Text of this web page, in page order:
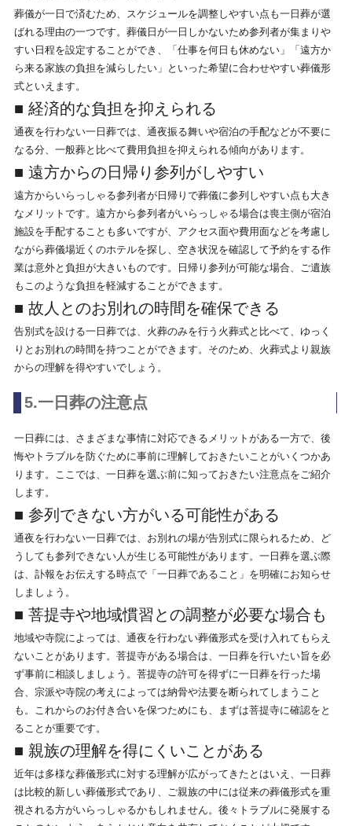
葬儀が一日で済むため、スケジュールを調整しやすい点も一日葬が選
ばれる理由の一つです。葬儀日が一日しかないため参列者が集まりや
すい日程を設定することができ、「仕事を何日も休めない」「遠方か
ら来る家族の負担を減らしたい」といった希望に合わせやすい葬儀形
式といえます。
■ 経済的な負担を抑えられる
通夜を行わない一日葬では、通夜振る舞いや宿泊の手配などが不要に
なる分、一般葬と比べて費用負担を抑えられる傾向があります。
■ 遠方からの日帰り参列がしやすい
遠方からいらっしゃる参列者が日帰りで葬儀に参列しやすい点も大き
なメリットです。遠方から参列者がいらっしゃる場合は喪主側が宿泊
施設を手配することも多いですが、アクセス面や費用面などを考慮し
ながら葬儀場近くのホテルを探し、空き状況を確認して予約をする作
業は意外と負担が大きいものです。日帰り参列が可能な場合、ご遺族
もこのような負担を軽減することができます。
■ 故人とのお別れの時間を確保できる
告別式を設ける一日葬では、火葬のみを行う火葬式と比べて、ゆっく
りとお別れの時間を持つことができます。そのため、火葬式より親族
からの理解を得やすいでしょう。
5.一日葬の注意点
一日葬には、さまざまな事情に対応できるメリットがある一方で、後
悔やトラブルを防ぐために事前に理解しておきたいことがいくつかあ
ります。ここでは、一日葬を選ぶ前に知っておきたい注意点をご紹介
します。
■ 参列できない方がいる可能性がある
通夜を行わない一日葬では、お別れの場が告別式に限られるため、ど
うしても参列できない人が生じる可能性があります。一日葬を選ぶ際
は、訃報をお伝えする時点で「一日葬であること」を明確にお知らせ
しましょう。
■ 菩提寺や地域慣習との調整が必要な場合も
地域や寺院によっては、通夜を行わない葬儀形式を受け入れてもらえ
ないことがあります。菩提寺がある場合は、一日葬を行いたい旨を必
ず事前に相談しましょう。菩提寺の許可を得ずに一日葬を行った場
合、宗派や寺院の考えによっては納骨や法要を断られてしまうこと
も。これからのお付き合いを保つためにも、まずは菩提寺に確認をと
ることが重要です。
■ 親族の理解を得にくいことがある
近年は多様な葬儀形式に対する理解が広がってきたとはいえ、一日葬
は比較的新しい葬儀形式であり、ご親族の中には従来の葬儀形式を重
視される方がいらっしゃるかもしれません。後々トラブルに発展する